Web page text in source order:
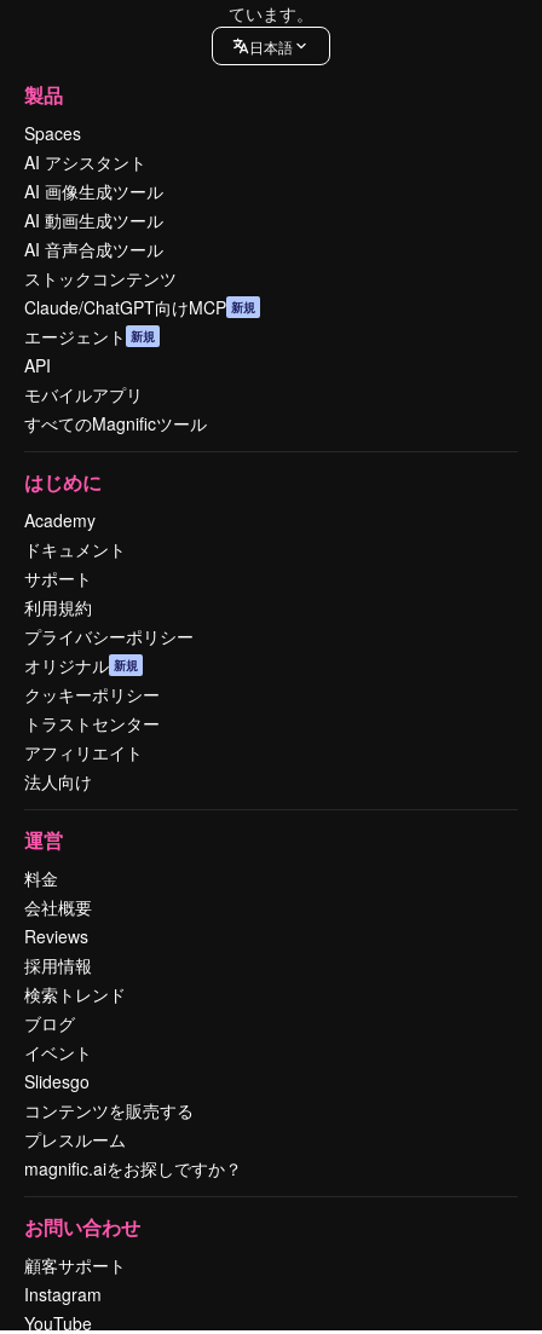
ています。
日本語
製品
Spaces
AI アシスタント
AI 画像生成ツール
AI 動画生成ツール
AI 音声合成ツール
ストックコンテンツ
Claude/ChatGPT向けMCP 新規
エージェント 新規
API
モバイルアプリ
すべてのMagnificツール
はじめに
Academy
ドキュメント
サポート
利用規約
プライバシーポリシー
オリジナル 新規
クッキーポリシー
トラストセンター
アフィリエイト
法人向け
運営
料金
会社概要
Reviews
採用情報
検索トレンド
ブログ
イベント
Slidesgo
コンテンツを販売する
プレスルーム
magnific.aiをお探しですか？
お問い合わせ
顧客サポート
Instagram
YouTube